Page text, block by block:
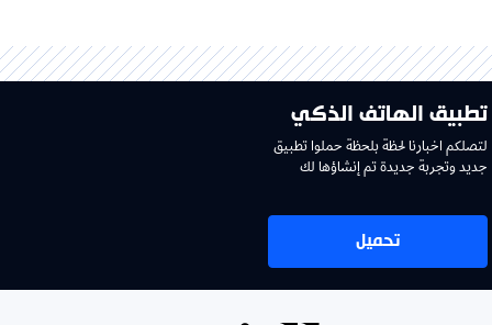
تطبيق الهاتف الذكي
لتصلكم اخبارنا لحظة بلحظة حملوا تطبيق
جديد وتجربة جديدة تم إنشاؤها لك
تحميل